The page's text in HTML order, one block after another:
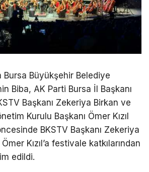
Bursa Büyükşehir Belediye
Biba, AK Parti Bursa İl Başkanı
Başkanı Zekeriya Birkan ve
Kurulu Başkanı Ömer Kızıl
BKSTV Başkanı Zekeriya
Kızıl’a festivale katkılarından
edildi.